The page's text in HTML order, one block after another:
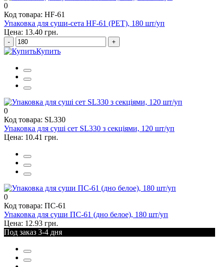
0
Код товара: HF-61
Упаковка для суши-сета HF-61 (PET), 180 шт/уп
Цена: 13.40 грн.
- +
Купить
0
Код товара: SL330
Упаковка для суші сет SL330 з секціями, 120 шт/уп
Цена: 10.41 грн.
0
Код товара: ПС-61
Упаковка для суши ПС-61 (дно белое), 180 шт/уп
Цена: 12.93 грн.
Под заказ 3-4 дня